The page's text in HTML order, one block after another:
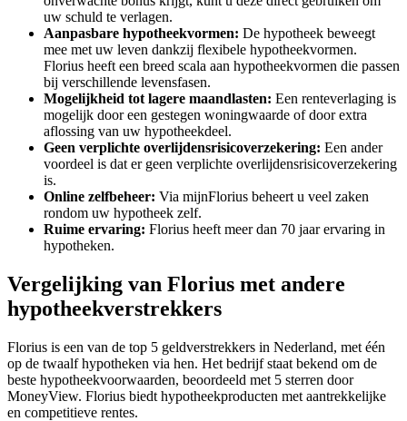
uw schuld te verlagen.
Aanpasbare hypotheekvormen: De hypotheek beweegt
mee met uw leven dankzij flexibele hypotheekvormen.
Florius heeft een breed scala aan hypotheekvormen die passen
bij verschillende levensfasen.
Mogelijkheid tot lagere maandlasten: Een renteverlaging is
mogelijk door een gestegen woningwaarde of door extra
aflossing van uw hypotheekdeel.
Geen verplichte overlijdensrisicoverzekering: Een ander
voordeel is dat er geen verplichte overlijdensrisicoverzekering
is.
Online zelfbeheer: Via mijnFlorius beheert u veel zaken
rondom uw hypotheek zelf.
Ruime ervaring: Florius heeft meer dan 70 jaar ervaring in
hypotheken.
Vergelijking van Florius met andere
hypotheekverstrekkers
Florius is een van de top 5 geldverstrekkers in Nederland, met één
op de twaalf hypotheken via hen. Het bedrijf staat bekend om de
beste hypotheekvoorwaarden, beoordeeld met 5 sterren door
MoneyView. Florius biedt hypotheekproducten met aantrekkelijke
en competitieve rentes.